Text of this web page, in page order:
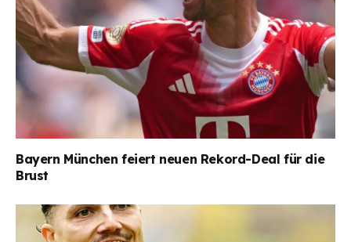
Bayern München feiert neuen Rekord-Deal für die
Brust